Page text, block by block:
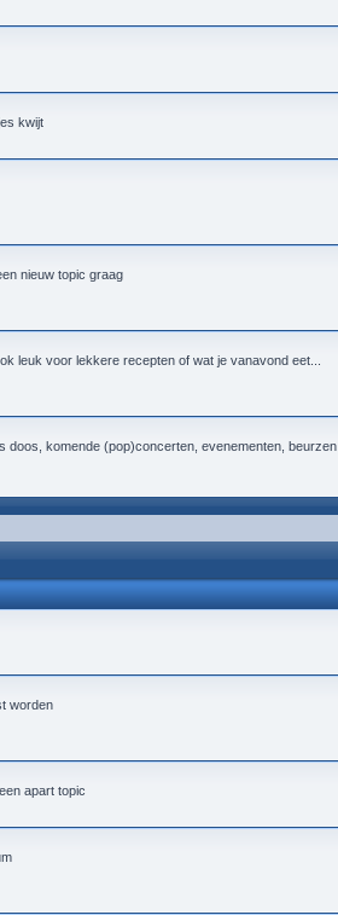
kwijt
nieuw topic graag
leuk voor lekkere recepten of wat je vanavond eet...
doos, komende (pop)concerten, evenementen, beurzen
worden
apart topic